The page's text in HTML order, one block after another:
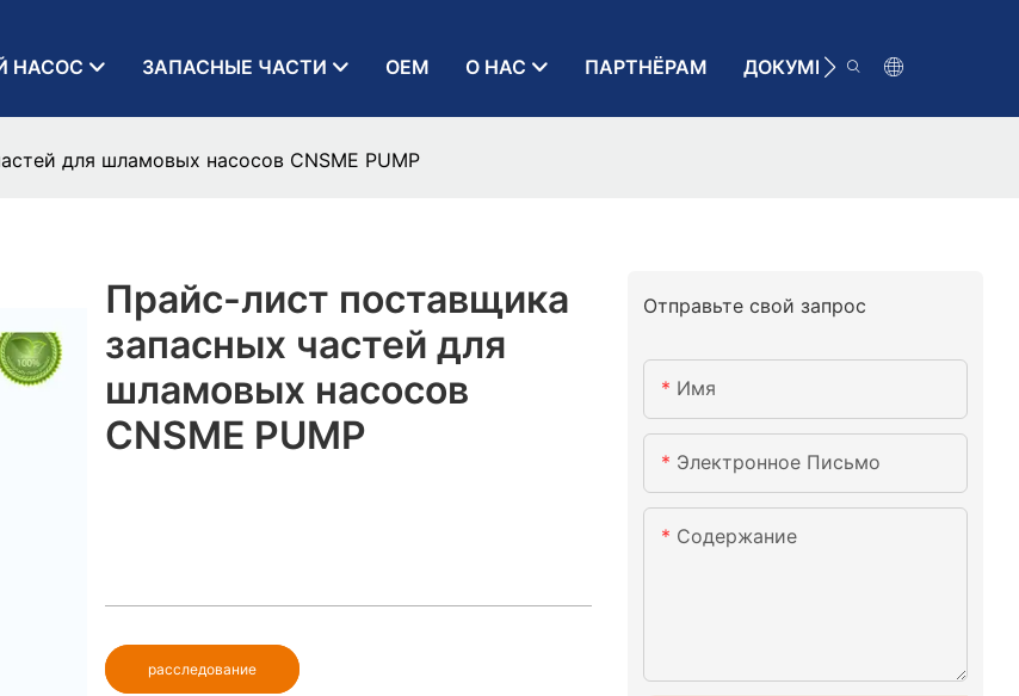
НАСОС ЗАПАСНЫЕ ЧАСТИ OEM О НАС ПАРТНЁРАМ ДОКУМЕНТАЦИЯ
для шламовых насосов CNSME PUMP
Прайс-лист поставщика
запасных частей для
шламовых насосов
CNSME PUMP
расследование
Отправьте свой запрос
Имя
Электронное Письмо
Содержание